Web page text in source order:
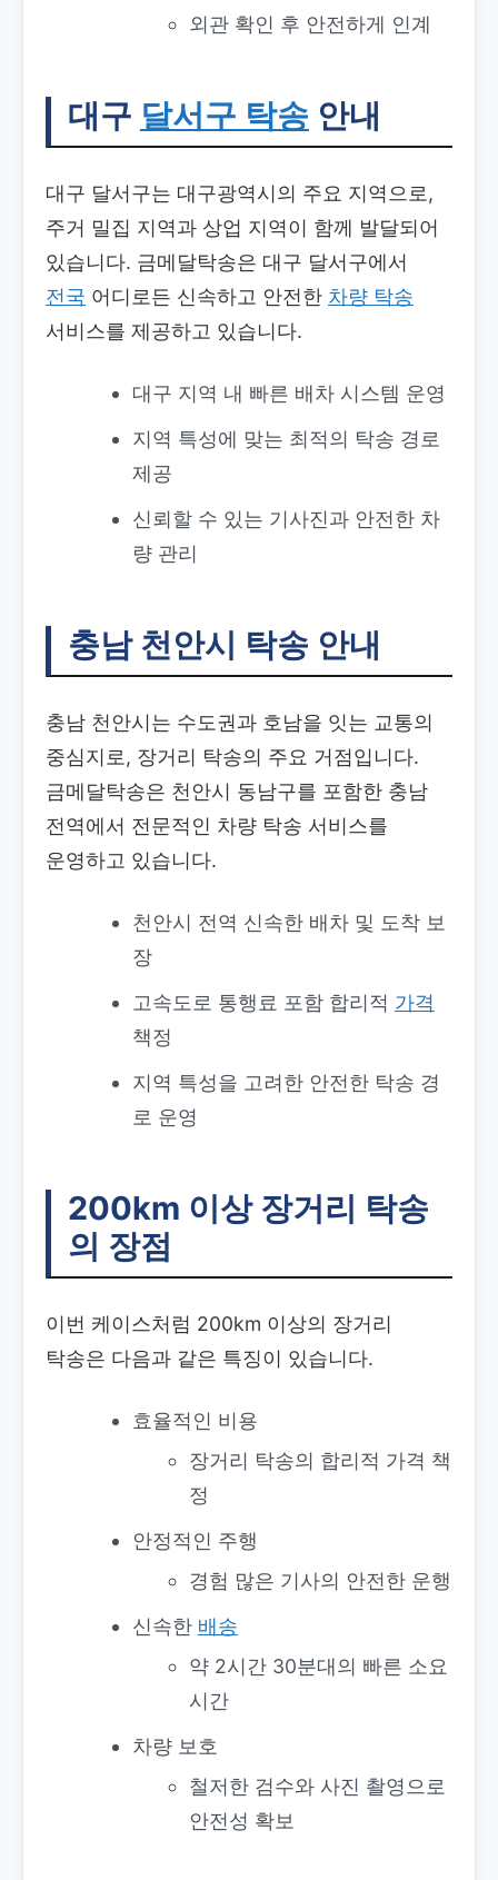
외관 확인 후 안전하게 인계
대구 달서구 탁송 안내
대구 달서구는 대구광역시의 주요 지역으로,
주거 밀집 지역과 상업 지역이 함께 발달되어
있습니다. 금메달탁송은 대구 달서구에서
전국 어디로든 신속하고 안전한 차량 탁송
서비스를 제공하고 있습니다.
대구 지역 내 빠른 배차 시스템 운영
지역 특성에 맞는 최적의 탁송 경로
제공
신뢰할 수 있는 기사진과 안전한 차
량 관리
충남 천안시 탁송 안내
충남 천안시는 수도권과 호남을 잇는 교통의
중심지로, 장거리 탁송의 주요 거점입니다.
금메달탁송은 천안시 동남구를 포함한 충남
전역에서 전문적인 차량 탁송 서비스를
운영하고 있습니다.
천안시 전역 신속한 배차 및 도착 보
장
고속도로 통행료 포함 합리적 가격
책정
지역 특성을 고려한 안전한 탁송 경
로 운영
200km 이상 장거리 탁송
의 장점
이번 케이스처럼 200km 이상의 장거리
탁송은 다음과 같은 특징이 있습니다.
효율적인 비용
장거리 탁송의 합리적 가격 책
정
안정적인 주행
경험 많은 기사의 안전한 운행
신속한 배송
약 2시간 30분대의 빠른 소요
시간
차량 보호
철저한 검수와 사진 촬영으로
안전성 확보